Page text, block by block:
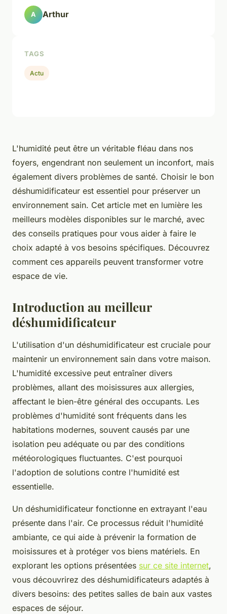
L'humidité peut être un véritable fléau dans nos
foyers, engendrant non seulement un inconfort, mais
également divers problèmes de santé. Choisir le bon
déshumidificateur est essentiel pour préserver un
environnement sain. Cet article met en lumière les
meilleurs modèles disponibles sur le marché, avec
des conseils pratiques pour vous aider à faire le
choix adapté à vos besoins spécifiques. Découvrez
comment ces appareils peuvent transformer votre
espace de vie.
Introduction au meilleur
déshumidificateur
L'utilisation d'un déshumidificateur est cruciale pour
maintenir un environnement sain dans votre maison.
L'humidité excessive peut entraîner divers
problèmes, allant des moisissures aux allergies,
affectant le bien-être général des occupants. Les
problèmes d'humidité sont fréquents dans les
habitations modernes, souvent causés par une
isolation peu adéquate ou par des conditions
météorologiques fluctuantes. C'est pourquoi
l'adoption de solutions contre l'humidité est
essentielle.
Un déshumidificateur fonctionne en extrayant l'eau
présente dans l'air. Ce processus réduit l'humidité
ambiante, ce qui aide à prévenir la formation de
moisissures et à protéger vos biens matériels. En
explorant les options présentées sur ce site internet,
vous découvrirez des déshumidificateurs adaptés à
divers besoins: des petites salles de bain aux vastes
espaces de séjour.
A Arthur
TAGS
Actu